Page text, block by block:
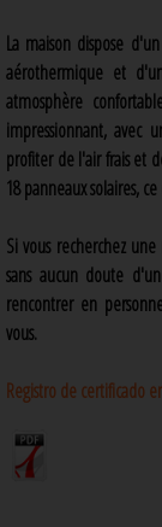
La maison dispose
aérothermique et
atmosphère
impressionnant,
profiter de l'air frais et
18 panneaux solaires,
Si vous recherchez
sans aucun doute
rencontrer en
vous.
Registro de certificado